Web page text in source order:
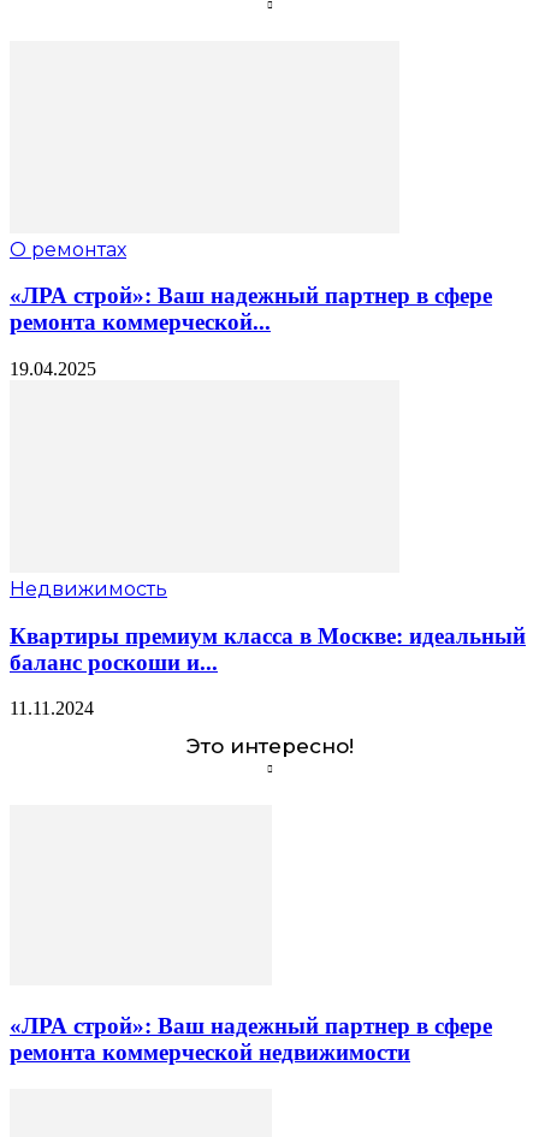
О ремонтах
«ЛРА строй»: Ваш надежный партнер в сфере
ремонта коммерческой...
19.04.2025
Недвижимость
Квартиры премиум класса в Москве: идеальный
баланс роскоши и...
11.11.2024
Это интересно!
«ЛРА строй»: Ваш надежный партнер в сфере
ремонта коммерческой недвижимости